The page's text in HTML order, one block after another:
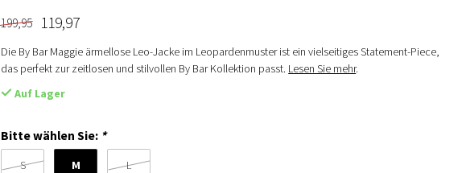
199,95 119,97
Die By Bar Maggie ärmellose Leo-Jacke im Leopardenmuster ist ein vielseitiges Statement-Piece,
das perfekt zur zeitlosen und stilvollen By Bar Kollektion passt. Lesen Sie mehr.
Auf Lager
Bitte wählen Sie: *
S M L